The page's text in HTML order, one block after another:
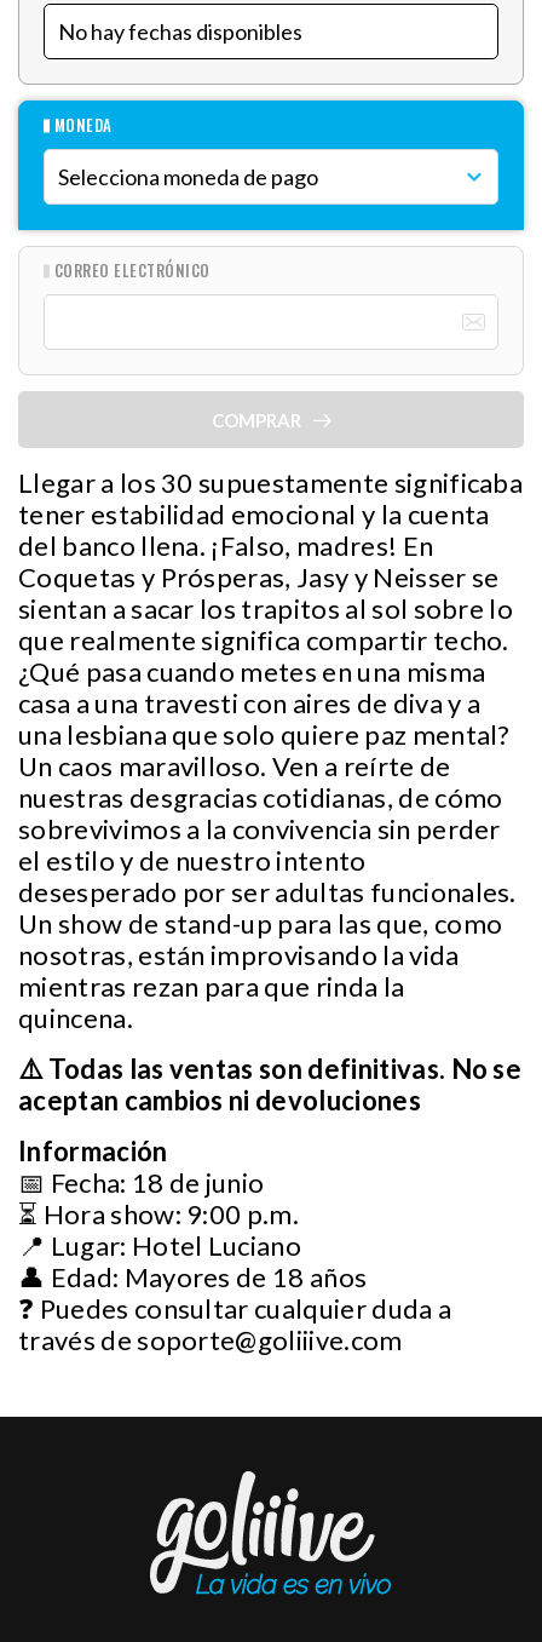
MONEDA
CORREO ELECTRÓNICO
COMPRAR
Llegar a los 30 supuestamente significaba
tener estabilidad emocional y la cuenta
del banco llena. ¡Falso, madres! En
Coquetas y Prósperas, Jasy y Neisser se
sientan a sacar los trapitos al sol sobre lo
que realmente significa compartir techo.
¿Qué pasa cuando metes en una misma
casa a una travesti con aires de diva y a
una lesbiana que solo quiere paz mental?
Un caos maravilloso. Ven a reírte de
nuestras desgracias cotidianas, de cómo
sobrevivimos a la convivencia sin perder
el estilo y de nuestro intento
desesperado por ser adultas funcionales.
Un show de stand-up para las que, como
nosotras, están improvisando la vida
mientras rezan para que rinda la
quincena.
⚠️ Todas las ventas son definitivas. No se
aceptan cambios ni devoluciones
Información
📅 Fecha: 18 de junio
⏳ Hora show: 9:00 p.m.
📍 Lugar: Hotel Luciano
👤 Edad: Mayores de 18 años
❓ Puedes consultar cualquier duda a
través desoporte@goliiive.com